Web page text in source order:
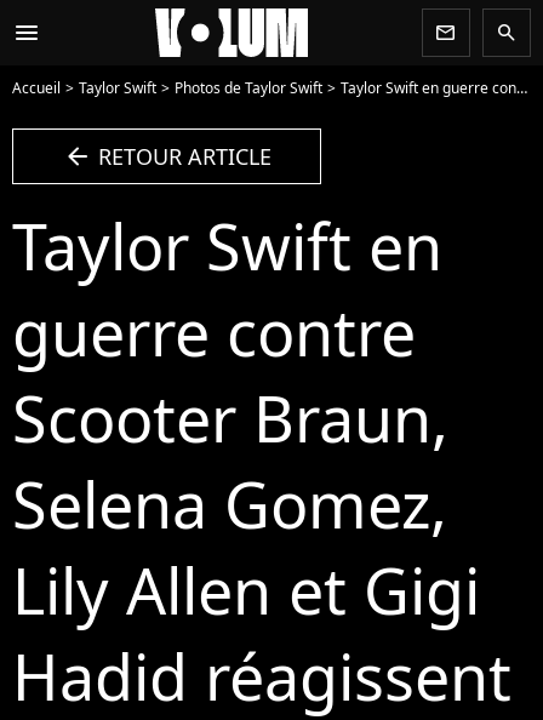
menu newsletter search
Accueil Taylor Swift Photos de Taylor Swift Taylor Swift en guerre contre Scooter Braun, Selena Gomez, Lily Allen et Gigi Hadid réagissent - Photo
arrow_left RETOUR ARTICLE
Taylor Swift en
guerre contre
Scooter Braun,
Selena Gomez,
Lily Allen et Gigi
Hadid réagissent